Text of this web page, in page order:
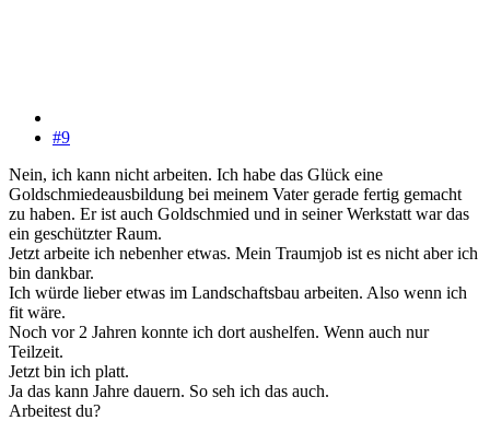
#9
Nein, ich kann nicht arbeiten. Ich habe das Glück eine
Goldschmiedeausbildung bei meinem Vater gerade fertig gemacht
zu haben. Er ist auch Goldschmied und in seiner Werkstatt war das
ein geschützter Raum.
Jetzt arbeite ich nebenher etwas. Mein Traumjob ist es nicht aber ich
bin dankbar.
Ich würde lieber etwas im Landschaftsbau arbeiten. Also wenn ich
fit wäre.
Noch vor 2 Jahren konnte ich dort aushelfen. Wenn auch nur
Teilzeit.
Jetzt bin ich platt.
Ja das kann Jahre dauern. So seh ich das auch.
Arbeitest du?